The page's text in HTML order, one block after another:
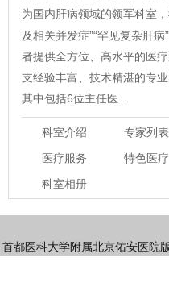
为国内肝病领域的领军科室，
及相关并发症”“罕见复杂肝
者提供全方位、高水平的医
支经验丰富、技术精湛的专
其中包括6位主任医…
科室介绍 专家列表
医疗服务
特色医疗
科室相册
首都医科大学附属北京佑安医院